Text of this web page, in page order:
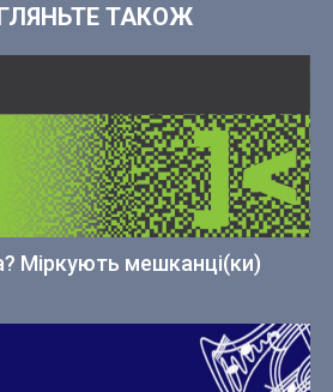
ТАКОЖ
Міркують мешканці(ки)